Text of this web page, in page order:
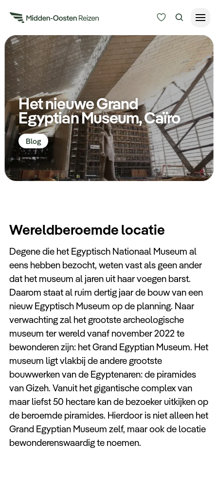
Alle bestemmingen
Type Reizen
Inspiratie
Meer
Reisduur
Budget
Zoeken
Het nieuwe Grand
Egyptian Museum, Caïro
Blog
Wereldberoemde locatie
Degene die het Egyptisch Nationaal Museum al
eens hebben bezocht, weten vast als geen ander
dat het museum al jaren uit haar voegen barst.
Daarom staat al ruim dertig jaar de bouw van een
nieuw Egyptisch Museum op de planning. Naar
verwachting zal het grootste archeologische
museum ter wereld vanaf november 2022 te
bewonderen zijn: het Grand Egyptian Museum. Het
museum ligt vlakbij de andere grootste
bouwwerken van de Egyptenaren: de piramides
van Gizeh. Vanuit het gigantische complex van
maar liefst 50 hectare kan de bezoeker uitkijken op
de beroemde piramides. Hierdoor is niet alleen het
Grand Egyptian Museum zelf, maar ook de locatie
bewonderenswaardig te noemen.